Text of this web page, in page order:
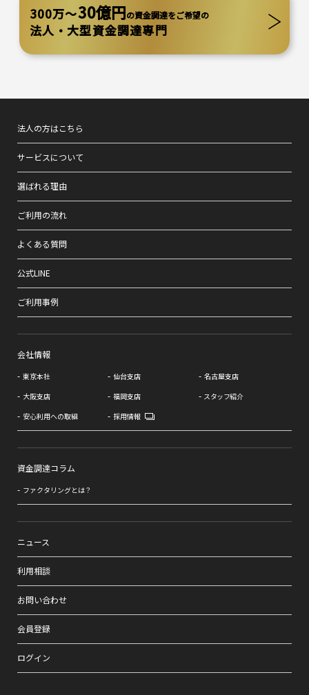
300万～30億円の資金調達をご希望の
法人・大型資金調達専門
法人の方はこちら
サービスについて
選ばれる理由
ご利用の流れ
よくある質問
公式LINE
ご利用事例
会社情報
東京本社 仙台支店
名古屋支店
大阪支店
福岡支店
スタッフ紹介
安心利用への取組
採用情報
資金調達コラム
ファクタリングとは？
ニュース
利用相談
お問い合わせ
会員登録
ログイン